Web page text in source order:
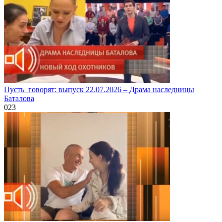
Пусть_говорят: выпуск 22.07.2026 – Драма наследницы
Баталова
023